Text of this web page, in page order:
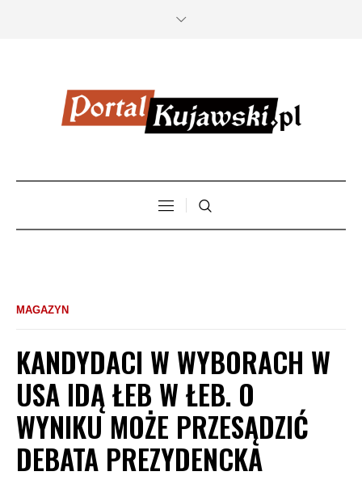
MAGAZYN
KANDYDACI W WYBORACH W
USA IDĄ ŁEB W ŁEB. O
WYNIKU MOŻE PRZESĄDZIĆ
DEBATA PREZYDENCKA